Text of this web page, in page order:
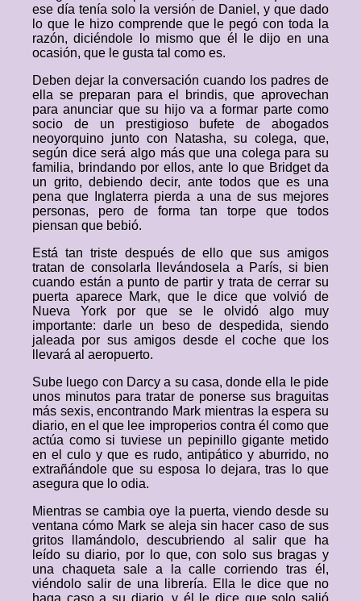
ese día tenía solo la versión de Daniel, y que dado
lo que le hizo comprende que le pegó con toda la
razón, diciéndole lo mismo que él le dijo en una
ocasión, que le gusta tal como es.
Deben dejar la conversación cuando los padres de
ella se preparan para el brindis, que aprovechan
para anunciar que su hijo va a formar parte como
socio de un prestigioso bufete de abogados
neoyorquino junto con Natasha, su colega, que,
según dice será algo más que una colega para su
familia, brindando por ellos, ante lo que Bridget da
un grito, debiendo decir, ante todos que es una
pena que Inglaterra pierda a una de sus mejores
personas, pero de forma tan torpe que todos
piensan que bebió.
Está tan triste después de ello que sus amigos
tratan de consolarla llevándosela a París, si bien
cuando están a punto de partir y trata de cerrar su
puerta aparece Mark, que le dice que volvió de
Nueva York por que se le olvidó algo muy
importante: darle un beso de despedida, siendo
jaleada por sus amigos desde el coche que los
llevará al aeropuerto.
Sube luego con Darcy a su casa, donde ella le pide
unos minutos para tratar de ponerse sus braguitas
más sexis, encontrando Mark mientras la espera su
diario, en el que lee improperios contra él como que
actúa como si tuviese un pepinillo gigante metido
en el culo y que es rudo, antipático y aburrido, no
extrañándole que su esposa lo dejara, tras lo que
asegura que lo odia.
Mientras se cambia oye la puerta, viendo desde su
ventana cómo Mark se aleja sin hacer caso de sus
gritos llamándolo, descubriendo al salir que ha
leído su diario, por lo que, con solo sus bragas y
una chaqueta sale a la calle corriendo tras él,
viéndolo salir de una librería. Ella le dice que no
haga caso a su diario, y él le dice que solo salió